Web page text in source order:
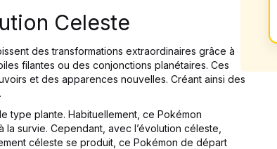
Celeste
des transformations extraordinaires grâce à
filantes ou des conjonctions planétaires. Ces
et des apparences nouvelles. Créant ainsi des
type plante. Habituellement, ce Pokémon
survie. Cependant, avec l’évolution céleste,
céleste se produit, ce Pokémon de départ